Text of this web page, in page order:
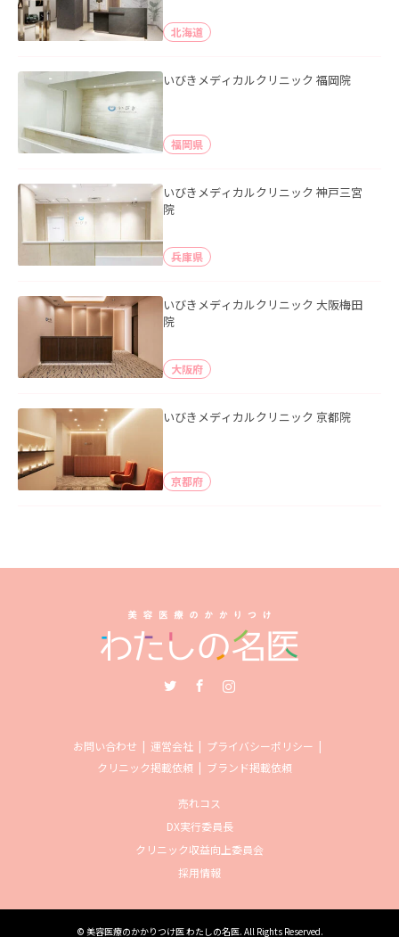
北海道
いびきメディカルクリニック 福岡院
福岡県
いびきメディカルクリニック 神戸三宮
院
兵庫県
いびきメディカルクリニック 大阪梅田
院
大阪府
いびきメディカルクリニック 京都院
京都府
お問い合わせ 運営会社
プライバシーポリシー
クリニック掲載依頼
ブランド掲載依頼
売れコス
DX実行委員長
クリニック収益向上委員会
採用情報
© 美容医療のかかりつけ医 わたしの名医. All Rights Reserved.